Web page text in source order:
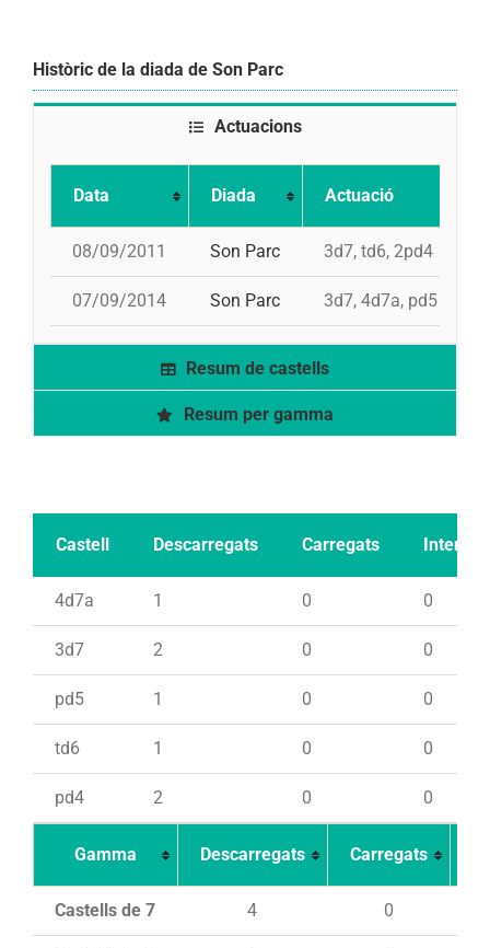
Històric de la diada de Son Parc
Actuacions
Data Diada Actuació
08/09/2011 Son Parc 3d7, td6, 2pd4
07/09/2014 Son Parc 3d7, 4d7a, pd5
Resum de castells
Resum per gamma
Castell Descarregats Carregats Intents
4d7a 1 0 0
3d7 2 0 0
pd5 1 0 0
td6 1 0 0
pd4 2 0 0
Gamma Descarregats Carregats
Castells de 7 4 0